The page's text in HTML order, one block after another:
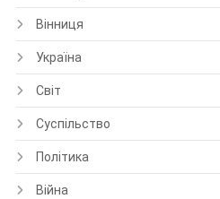
Вінниця
Україна
Світ
Суспільство
Політика
Війна